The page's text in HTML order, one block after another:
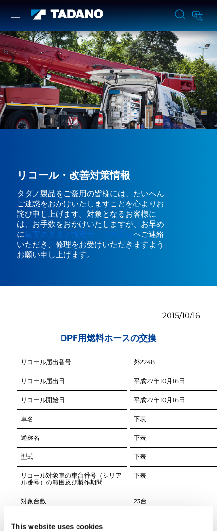
This website uses cookies
リコール・改善対策情報
タダノ製品をご愛用の皆様には、たいへん
ご迷惑をおかけいたしますことを心よりお
詫び申し上げます。対象となるお客様に
は、お手数をおかけいたしますが、お早め
に最寄のタダノ指定サービス工場へご連絡
いただき、修理をお受けいただきますよう
お願い申し上げます。
2015/10/16
DPF用燃料ホースの交換
リコール届出番号
リコール届出日
リコール開始日
車名
通称名
型式
リコール対象車の車台番号（シリア
ル番号）の範囲及び製作期間
対象台数
（DPF（黒煙除去フィルタ